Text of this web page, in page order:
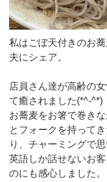
私はごぼ天付きのお蕎
夫にシェア。
店員さん達が高齢の
て癒されました(*^-^*)
お蕎麦をお箸で巻き
とフォークを持って
り、チャーミングで
英語しか話せないお
のにも感心しました。